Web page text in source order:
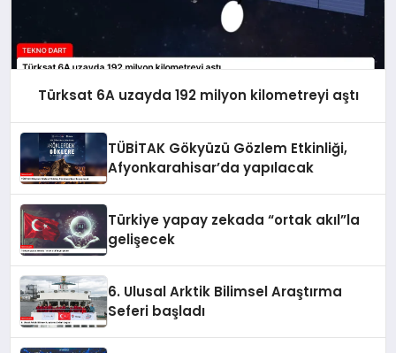
Türksat 6A uzayda 192 milyon kilometreyi aştı
TÜBİTAK Gökyüzü Gözlem Etkinliği,
Afyonkarahisar’da yapılacak
Türkiye yapay zekada “ortak akıl”la
gelişecek
6. Ulusal Arktik Bilimsel Araştırma
Seferi başladı